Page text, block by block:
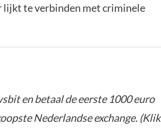
lijkt te verbinden met criminele
en betaal de eerste 1000 euro
Nederlandse exchange. (Klik